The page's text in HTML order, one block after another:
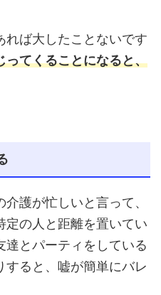
れば大したことないです
ってくることになると、
護が忙しいと言って、
定の人と距離を置いてい
達とパーティをしている
すると、嘘が簡単にバレ